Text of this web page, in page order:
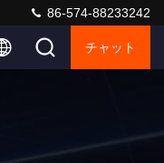
86-574-88233242
チャット